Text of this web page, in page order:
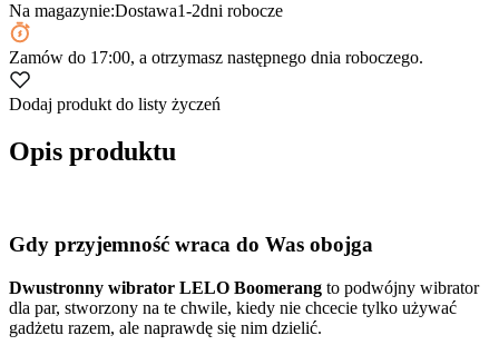
Na magazynie:Dostawa1-2dni robocze
Zamów do 17:00, a otrzymasz następnego dnia roboczego.
Dodaj produkt do listy życzeń
Opis produktu
Gdy przyjemność wraca do Was obojga
Dwustronny wibrator LELO Boomerang to podwójny wibrator
dla par, stworzony na te chwile, kiedy nie chcecie tylko używać
gadżetu razem, ale naprawdę się nim dzielić.